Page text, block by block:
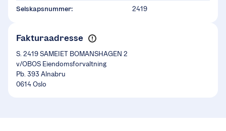
Selskapsnummer: 2419
Fakturaadresse
S. 2419 SAMEIET BOMANSHAGEN 2
v/OBOS Eiendomsforvaltning
Pb. 393 Alnabru
0614 Oslo